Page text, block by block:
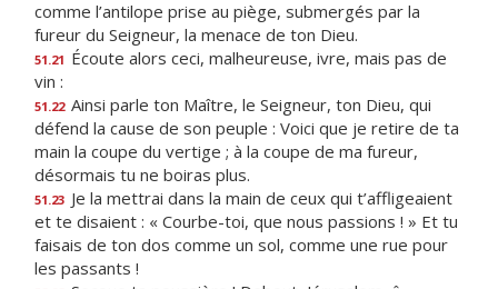
comme l’antilope prise au piège, submergés par la
fureur du Seigneur, la menace de ton Dieu.
51.21 Écoute alors ceci, malheureuse, ivre, mais pas de
vin :
51.22 Ainsi parle ton Maître, le Seigneur, ton Dieu, qui
défend la cause de son peuple : Voici que je retire de ta
main la coupe du vertige ; à la coupe de ma fureur,
désormais tu ne boiras plus.
51.23 Je la mettrai dans la main de ceux qui t’affligeaient
et te disaient : « Courbe-toi, que nous passions ! » Et tu
faisais de ton dos comme un sol, comme une rue pour
les passants !